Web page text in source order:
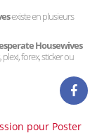
existe en plusieurs
Housewives
forex, sticker ou
pour Poster